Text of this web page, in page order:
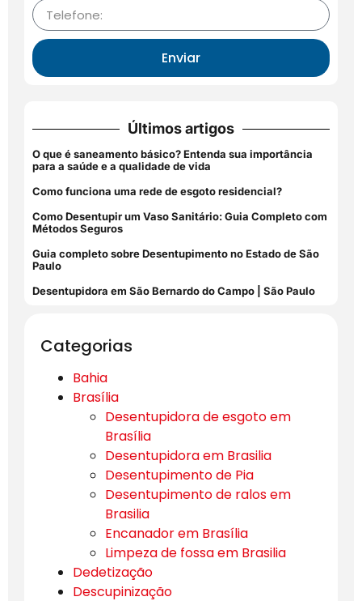
Enviar
Últimos artigos
O que é saneamento básico? Entenda sua importância
para a saúde e a qualidade de vida
Como funciona uma rede de esgoto residencial?
Como Desentupir um Vaso Sanitário: Guia Completo com
Métodos Seguros
Guia completo sobre Desentupimento no Estado de São
Paulo
Desentupidora em São Bernardo do Campo | São Paulo
Categorias
Bahia
Brasília
Desentupidora de esgoto em
Brasília
Desentupidora em Brasilia
Desentupimento de Pia
Desentupimento de ralos em
Brasilia
Encanador em Brasília
Limpeza de fossa em Brasilia
Dedetização
Descupinização